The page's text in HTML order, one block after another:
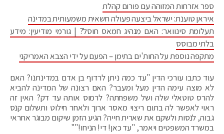
ספר אזרחות המזוהה עם פורום קהלת
איראן טוענת: ישראל ביצעה פעולה חשאית משמעותית במדינה
תעלומת סינוואר: האם מנהיג חמאס חוסל? | גורמי מודיעין: מידע
בלתי מבוסס
מתקפה נוספת על החות'ים בתימן – הפעם על ידי הצבא האמריקני
עוד כתבו עורכי הדין "עד כמה ניתן לרדוף בן אדם במדינתנו? האם
לא מוצה עימה הדין מעל ומעבר? האם רצונה של המדינה להביא
להרס טוטאלי שלה ושל משפחתה? לרמוס אותה עד דק? האין זה
ראוי לאפשר לה בתום ריצוי מאסר ארוך ולאחר חילוט ותשלום קנס
גבוה, לנסות ולשקם את שארית חייה? הגיע הזמן שיקום מבוגר אחראי
במשרד המשפטים ויאמר, "עד כאן! די! הניחו!""